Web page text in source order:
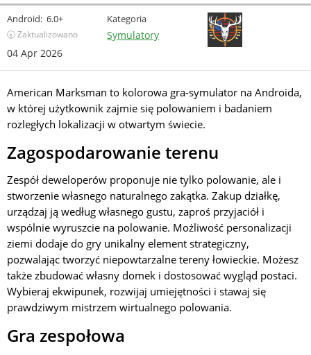
Android: 6.0+
🕣 Zaktualizowano
04 Apr 2026
Kategoria
Symulatory
American Marksman to kolorowa gra-symulator na Androida,
w której użytkownik zajmie się polowaniem i badaniem
rozległych lokalizacji w otwartym świecie.
Zagospodarowanie terenu
Zespół deweloperów proponuje nie tylko polowanie, ale i
stworzenie własnego naturalnego zakątka. Zakup działkę,
urządzaj ją według własnego gustu, zaproś przyjaciół i
wspólnie wyruszcie na polowanie. Możliwość personalizacji
ziemi dodaje do gry unikalny element strategiczny,
pozwalając tworzyć niepowtarzalne tereny łowieckie. Możesz
także zbudować własny domek i dostosować wygląd postaci.
Wybieraj ekwipunek, rozwijaj umiejętności i stawaj się
prawdziwym mistrzem wirtualnego polowania.
Gra zespołowa